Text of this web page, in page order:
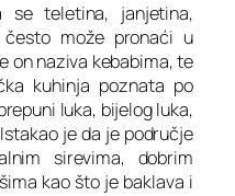
se teletina, janjetina,
može pronaći u
on naziva kebabima, te
kuhinja poznata po
luka, bijelog luka,
je da je područje
sirevima, dobrim
kao što je baklava i